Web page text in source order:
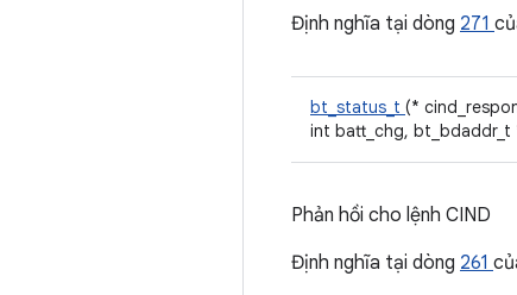
Định nghĩa tại dòng 271
bt_status_t (*
int batt_chg, bt_bdaddr_t
Phản hồi cho lệnh CIND
Định nghĩa tại dòng 261